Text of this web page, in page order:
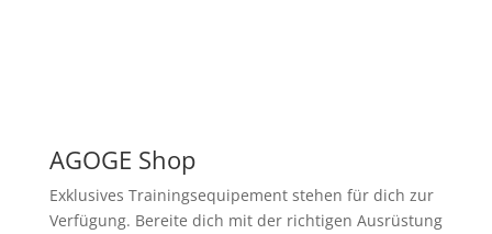
AGOGE Shop
Exklusives Trainingsequipement stehen für dich zur
Verfügung. Bereite dich mit der richtigen Ausrüstung